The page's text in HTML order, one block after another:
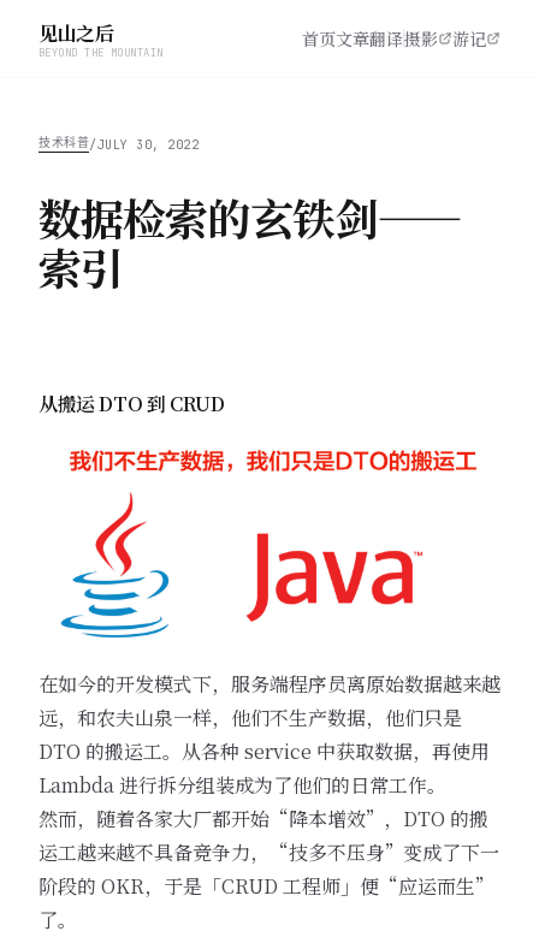
见山之后
BEYOND THE MOUNTAIN
首页文章翻译摄影 游记
技术科普/JULY 30, 2022
数据检索的玄铁剑——
索引
从搬运 DTO 到 CRUD
在如今的开发模式下，服务端程序员离原始数据越来越
远，和农夫山泉一样，他们不生产数据，他们只是
DTO 的搬运工。从各种 service 中获取数据，再使用
Lambda 进行拆分组装成为了他们的日常工作。
然而，随着各家大厂都开始“降本增效”，DTO 的搬
运工越来越不具备竞争力，“技多不压身”变成了下一
阶段的 OKR，于是「CRUD 工程师」便“应运而生”
了。